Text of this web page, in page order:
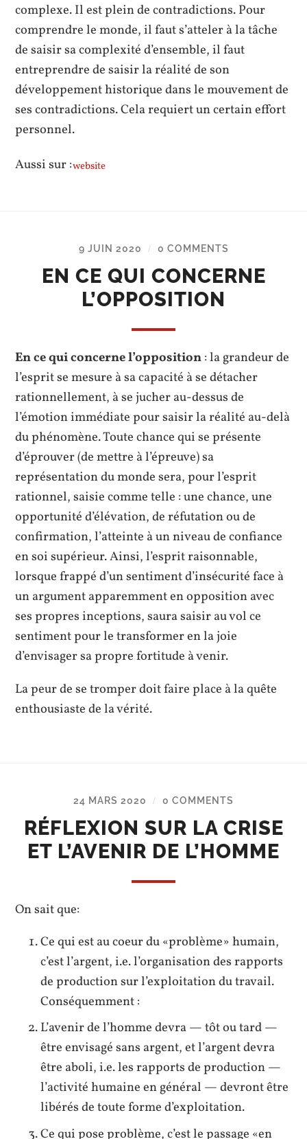
complexe. Il est plein de contradictions. Pour
comprendre le monde, il faut s’atteler à la tâche
de saisir sa complexité d’ensemble, il faut
entreprendre de saisir la réalité de son
développement historique dans le mouvement de
ses contradictions. Cela requiert un certain effort
personnel.
Aussi sur :website
9 JUIN 2020 / 0 COMMENTS
EN CE QUI CONCERNE
L’OPPOSITION
En ce qui concerne l’opposition: la grandeur de
l’esprit se mesure à sa capacité à se détacher
rationnellement, à se jucher au-dessus de
l’émotion immédiate pour saisir la réalité au-delà
du phénomène. Toute chance qui se présente
d’éprouver (de mettre à l’épreuve) sa
représentation du monde sera, pour l’esprit
rationnel, saisie comme telle : une chance, une
opportunité d’élévation, de réfutation ou de
confirmation, l’atteinte à un niveau de confiance
en soi supérieur. Ainsi, l’esprit raisonnable,
lorsque frappé d’un sentiment d’insécurité face à
un argument apparemment en opposition avec
ses propres inceptions, saura saisir au vol ce
sentiment pour le transformer en la joie
d’envisager sa propre fortitude à venir.
La peur de se tromper doit faire place à la quête
enthousiaste de la vérité.
24 MARS 2020 / 0 COMMENTS
RÉFLEXION SUR LA CRISE
ET L’AVENIR DE L’HOMME
On sait que:
Ce qui est au coeur du «problème» humain,
c’est l’argent, i.e. l’organisation des rapports
de production sur l’exploitation du travail.
Conséquemment :
L’avenir de l’homme devra — tôt ou tard —
être envisagé sans argent, et l’argent devra
être aboli, i.e. les rapports de production —
l’activité humaine en général — devront être
libérés de toute forme d’exploitation.
Ce qui pose problème, c’est le passage «en